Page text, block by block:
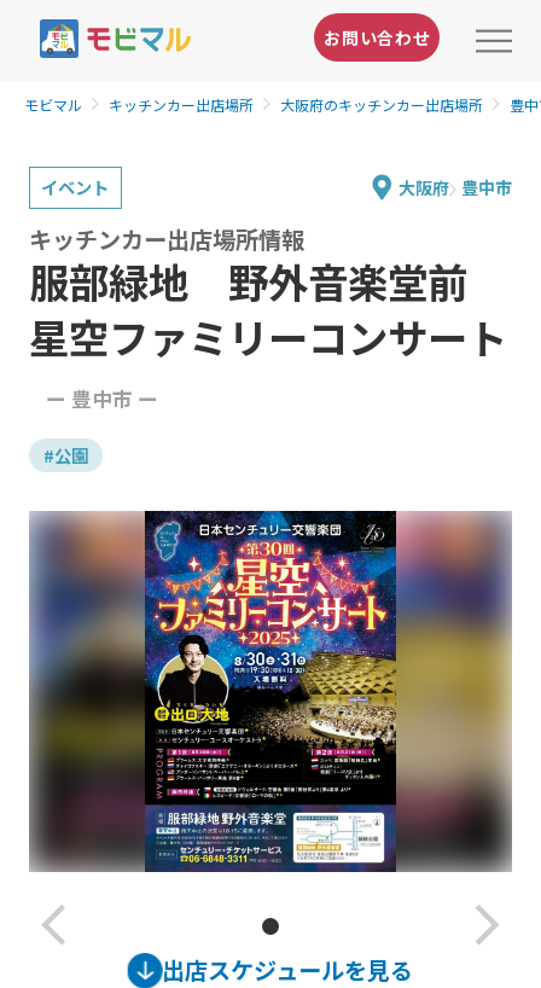
お問い合わせ
モビマル キッチンカー出店場所 大阪府のキッチンカー出店場所 豊
イベント 大阪府 豊中市
服部緑地 野外音楽堂前
星空ファミリーコンサート
ー 豊中市 ー
キッチンカー出店場所情報
#公園
arrow_back_ios_new arrow_forward_ios
出店スケジュールを見る